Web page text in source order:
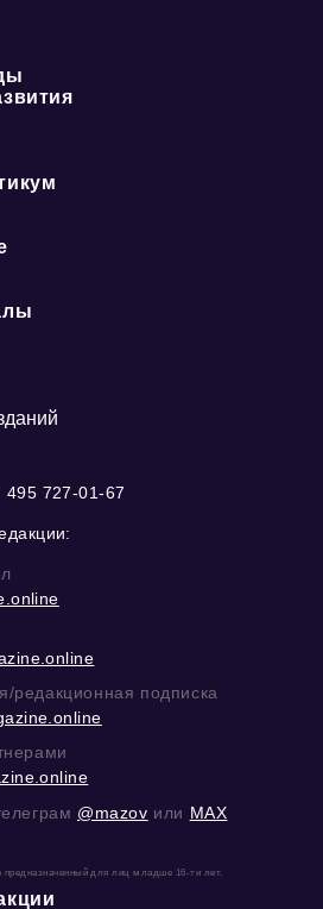
495 727-01-67
редакционная подписка
@mazov или MAX
предназначенный для лиц младше 16-ти лет.